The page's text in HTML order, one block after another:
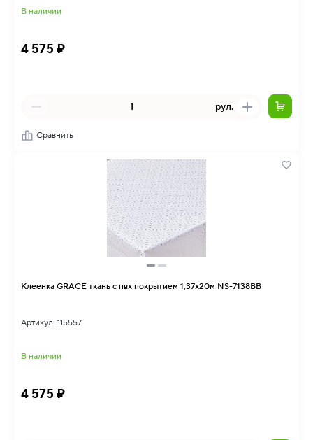
В наличии
4 575 ₽
рул.
Сравнить
Клеенка GRACE ткань с пвх покрытием 1,37х20м NS-7138BB
Артикул: 115557
В наличии
4 575 ₽